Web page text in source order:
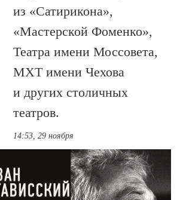
из «Сатирикона»,
«Мастерской Фоменко»,
Театра имени Моссовета,
МХТ имени Чехова
и других столичных
театров.
14:53, 29 ноября